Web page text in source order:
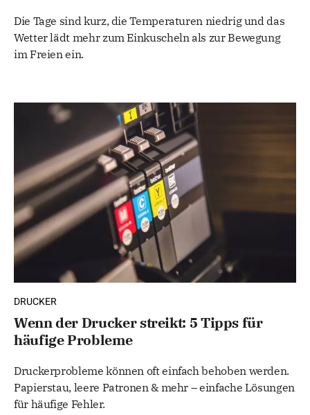
Die Tage sind kurz, die Temperaturen niedrig und das
Wetter lädt mehr zum Einkuscheln als zur Bewegung
im Freien ein.
DRUCKER
Wenn der Drucker streikt: 5 Tipps für
häufige Probleme
Druckerprobleme können oft einfach behoben werden.
Papierstau, leere Patronen & mehr – einfache Lösungen
für häufige Fehler.